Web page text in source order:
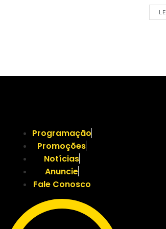
Programação
Promoções
Notícias
Anuncie
Fale Conosco